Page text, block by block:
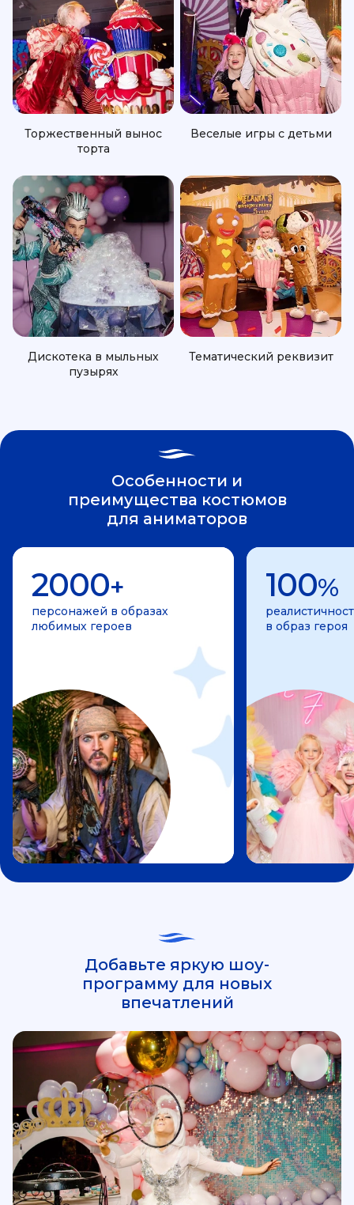
Торжественный вынос
торта
Веселые игры с детьми
Дискотека в мыльных
пузырях
Тематический реквизит
Особенности и
преимущества костюмов
для аниматоров
2000+
персонажей в образах
любимых героев
100%
в образ героя
Добавьте яркую шоу-
программу для новых
впечатлений